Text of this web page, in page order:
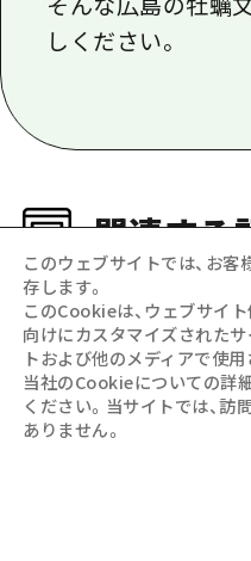
そんな広島の牡蠣
しください。
関連する
このウェブサイトでは、お
存します。
このCookieは、ウェブサイ
向けにカスタマイズされた
トおよび他のメディアで使用
当社のCookieについての詳細
ください。当サイトでは、
ありません。